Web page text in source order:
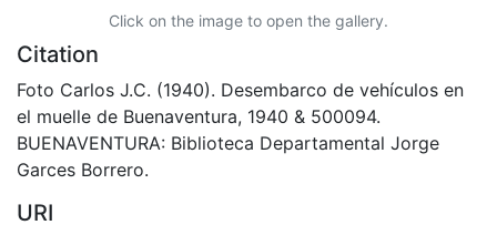
Click on the image to open the gallery.
Citation
Foto Carlos J.C. (1940). Desembarco de vehículos en
el muelle de Buenaventura, 1940 & 500094.
BUENAVENTURA: Biblioteca Departamental Jorge
Garces Borrero.
URI